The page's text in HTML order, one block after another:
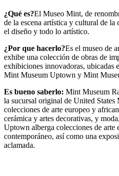
¿Qué es?El Museo Mint, de
de la escena artística y cultural de la
el diseño y todo lo artístico.
¿Por que hacerlo?Es el museo de
exhibe una colección de obras de
exhibiciones innovadoras, ubicadas
Mint Museum Uptown y Mint
Es bueno saberlo: Mint Museum
la sucursal original de United
colecciones de arte europeo y
cerámica y artes decorativas, y
Uptown alberga colecciones de arte
contemporáneo, así como una
aclamada.